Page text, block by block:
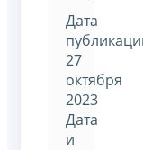
Дата
27
октября
2023
Дата
и